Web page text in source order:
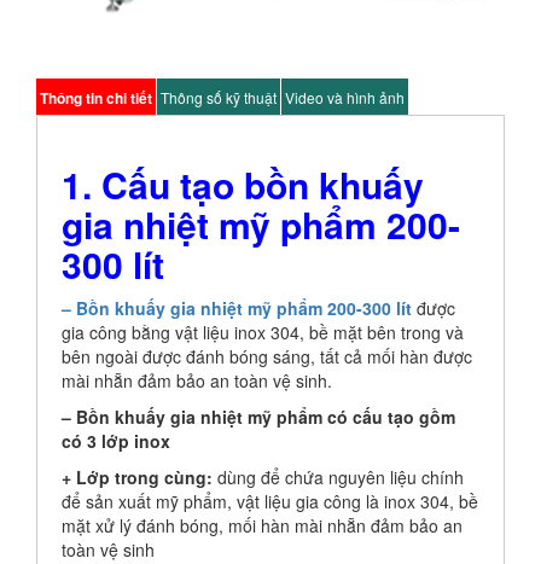
Thông tin chi tiết Thông số kỹ thuật Video và hình ảnh
1. Cấu tạo bồn khuấy
gia nhiệt mỹ phẩm 200-
300 lít
– Bồn khuấy gia nhiệt mỹ phẩm 200-300 lít được
gia công bằng vật liệu inox 304, bề mặt bên trong và
bên ngoài được đánh bóng sáng, tất cả mối hàn được
mài nhẵn đảm bảo an toàn vệ sinh.
– Bồn khuấy gia nhiệt mỹ phẩm có cấu tạo gồm
có 3 lớp inox
+ Lớp trong cùng: dùng để chứa nguyên liệu chính
để sản xuất mỹ phẩm, vật liệu gia công là inox 304, bề
mặt xử lý đánh bóng, mối hàn mài nhẵn đảm bảo an
toàn vệ sinh